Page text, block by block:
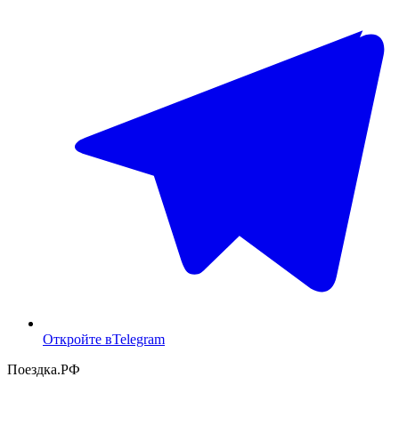
Откройте вTelegram
Поездка.РФ